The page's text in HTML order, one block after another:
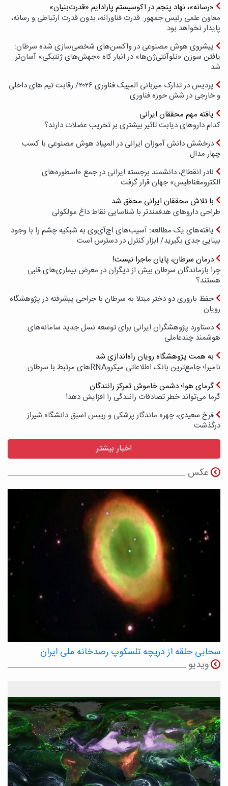
«رسانه»، نهاد پنجم در اکوسیستم پارادایم «قدرت‌بنیان»
معاون علمی رئیس جمهور: قدرت فناورانه، بدون قدرت ارتباطی و رسانه،
پایدار نخواهد بود
پیشروی هوش مصنوعی در واکسن‌های شخصی‌سازی شده سرطان:
یافتن سوزن «نئوآنتی‌ژن‌ها» در انبار کاه «جهش‌های ژنتیکی» آسان‌تر
شد
پردیس در تدارک میزبانی المپیک فناوری ۲۰۲۶/ رقابت تیم های داخلی
و خارجی در شش حوزه فناوری
یافته مهم محققان ایرانی
کدام داروهای دیابت تاثیر بیشتری بر تخریب عضلات دارند؟
درخشش دانش آموزان ایرانی در المپیاد هوش مصنوعی با کسب
چهار مدال
نادر انقطاع، دانشمند برجسته ایرانی در جمع «اسطوره‌های
الکترومغناطیس» جهان قرار گرفت
با تلاش محققان ایرانی محقق شد
طراحی داروهای هدفمندتر با شناسایی نقاط داغ مولکولی
یافته‌های یک مطالعه: آسیب‌های اچ‌آی‌وی به شبکیه چشم را با وجود
بینایی جدی بگیرید/ ابزار کنترل در دسترس است
درمان سرطان، پایان ماجرا نیست!
چرا بازماندگان سرطان بیش از دیگران در معرض بیماری‌های قلبی
هستند؟
حفظ باروری دو دختر مبتلا به سرطان با جراحی پیشرفته در پژوهشگاه
رویان
دستاورد پژوهشگران ایرانی برای توسعه نسل جدید سامانه‌های
هوشمند چندعاملی
به همت پژوهشگاه رویان راه‌اندازی شد
نامیرا؛ جامع‌ترین بانک اطلاعاتی میکروRNAهای مرتبط با سرطان
گرمای هوا؛ دشمن خاموش تمرکز رانندگان
گرما می‌تواند خطر تصادفات رانندگی را افزایش دهد!
فرخ سعیدی، چهره ماندگار پزشکی و رییس اسبق دانشگاه شیراز
درگذشت
اخبار بیشتر
عکس
سحابی حلقه از دریچه تلسکوپ رصدخانه ملی ایران
ویدیو